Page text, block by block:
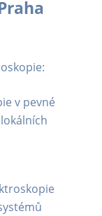
v pevné